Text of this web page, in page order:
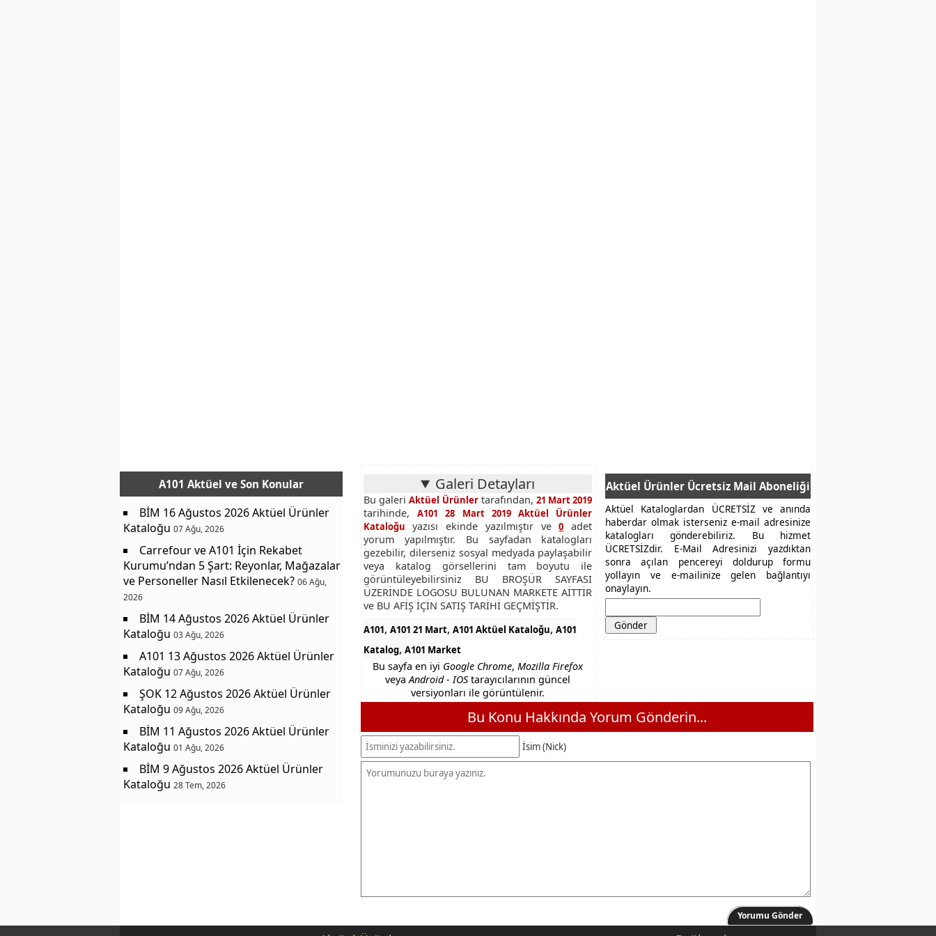
Galeri Detayları
Bu galeriAktüel Ürünlertarafından, 21 Mart 2019
tarihinde,A101 28 Mart 2019 Aktüel Ürünler
Kataloğu yazısı ekinde yazılmıştır ve0 adet
yorum yapılmıştır. Bu sayfadan katalogları
gezebilir, dilerseniz sosyal medyada paylaşabilir
veya katalog görsellerini tam boyutu ile
görüntüleyebilirsiniz BU BROŞÜR SAYFASI
ÜZERİNDE LOGOSU BULUNAN MARKETE AİTTİR
ve BU AFİŞ İÇİN SATIŞ TARİHİ GEÇMİŞTİR.
A101, A101 21 Mart, A101 Aktüel Kataloğu, A101
Katalog, A101 Market
Bu sayfa en iyi Google Chrome,Mozilla Firefox
veyaAndroid - IOStarayıcılarının güncel
versiyonları ile görüntülenir.
Aktüel Ürünler Ücretsiz Mail Aboneliği
Aktüel Kataloglardan ÜCRETSİZ ve anında
haberdar olmak isterseniz e-mail adresinize
katalogları gönderebiliriz. Bu hizmet
ÜCRETSİZdir. E-Mail Adresinizi yazdıktan
sonra açılan pencereyi doldurup formu
yollayın ve e-mailinize gelen bağlantıyı
onaylayın.
Bu Konu Hakkında Yorum Gönderin...
İsim (Nick)
Yorumu Gönder
A101 Aktüel ve Son Konular
BİM 16 Ağustos 2026 Aktüel Ürünler
Kataloğu 07 Ağu, 2026
Carrefour ve A101 İçin Rekabet
Kurumu’ndan 5 Şart: Reyonlar, Mağazalar
ve Personeller Nasıl Etkilenecek? 06 Ağu,
2026
BİM 14 Ağustos 2026 Aktüel Ürünler
Kataloğu 03 Ağu, 2026
A101 13 Ağustos 2026 Aktüel Ürünler
Kataloğu 07 Ağu, 2026
ŞOK 12 Ağustos 2026 Aktüel Ürünler
Kataloğu 09 Ağu, 2026
BİM 11 Ağustos 2026 Aktüel Ürünler
Kataloğu 01 Ağu, 2026
BİM 9 Ağustos 2026 Aktüel Ürünler
Kataloğu 28 Tem, 2026